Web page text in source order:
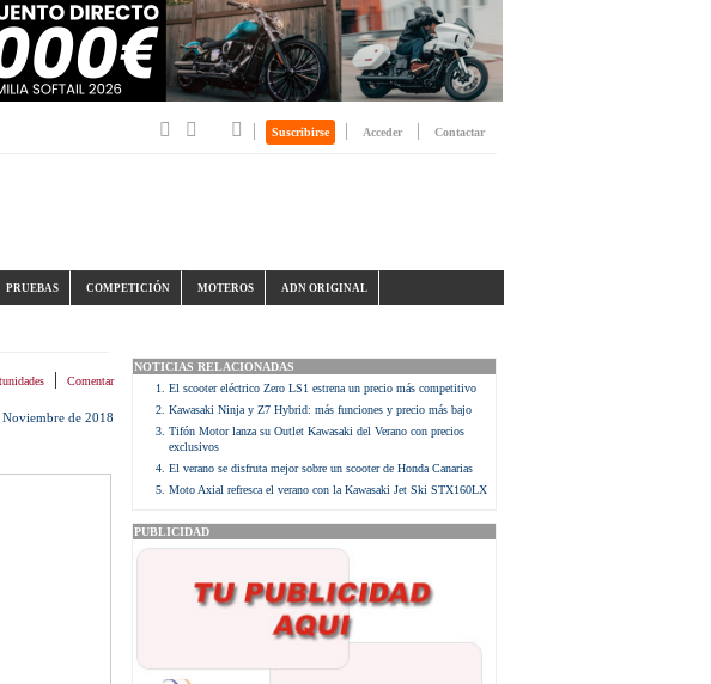
| Suscribirse | Acceder| Contactar
PRUEBAS COMPETICIÓN MOTEROS ADN ORIGINAL
| Comentar
Noviembre de 2018
NOTICIAS RELACIONADAS
El scooter eléctrico Zero LS1 estrena un precio más competitivo
Kawasaki Ninja y Z7 Hybrid: más funciones y precio más bajo
Tifón Motor lanza su Outlet Kawasaki del Verano con precios
exclusivos
El verano se disfruta mejor sobre un scooter de Honda Canarias
Moto Axial refresca el verano con la Kawasaki Jet Ski STX160LX
PUBLICIDAD